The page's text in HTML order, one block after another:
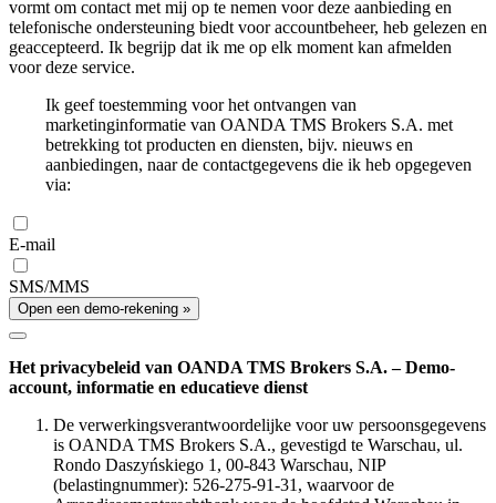
vormt om contact met mij op te nemen voor deze aanbieding en
telefonische ondersteuning biedt voor accountbeheer, heb gelezen en
geaccepteerd. Ik begrijp dat ik me op elk moment kan afmelden
voor deze service.
Ik geef toestemming voor het ontvangen van
marketinginformatie van OANDA TMS Brokers S.A. met
betrekking tot producten en diensten, bijv. nieuws en
aanbiedingen, naar de contactgegevens die ik heb opgegeven
via:
E-mail
SMS/MMS
Open een demo-rekening »
Het privacybeleid van OANDA TMS Brokers S.A. – Demo-
account, informatie en educatieve dienst
De verwerkingsverantwoordelijke voor uw persoonsgegevens
is OANDA TMS Brokers S.A., gevestigd te Warschau, ul.
Rondo Daszyńskiego 1, 00-843 Warschau, NIP
(belastingnummer): 526-275-91-31, waarvoor de